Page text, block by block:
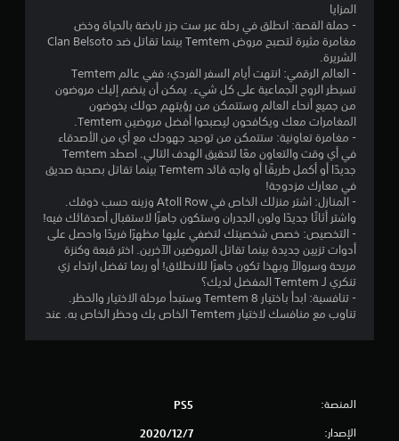
ن
ج
و
م
م
ن
إ
ج
م
ا
المزايا
- حملة القصة: انطلق في رحلة عبر ست جزر نابضة بالحياة وخض
مغامرة مثيرة لتصبح مروض Temtem بينما تقاتل ضد Clan Belsoto
الشريرة.
- العالم الرقمي: انتهت أيام السفر الفردي؛ ففي عالم Temtem
تسيطر الروح الجماعية على كل شيء. يمكن أن ينضم إليك مروضون
من جميع أنحاء العالم وستتمكن من رؤيتهم حولك يخوضون
المغامرات معك ويكافحون ليصبحوا أفضل مروضين Temtem.
- مغامرة تعاونية: ستتمكن من توحيد جهودك مع أي من الأصدقاء
في أي وقت والتعاون معًا لتحقيق الهدف التالي. اصطد Temtem
جديدًا أو أكمل طريقًا أو واجه قائد Temtem بينما تقاتل بصحبة صديق
في معارك مزدوجة!
- المنازل: اشتر منزلك الخاص في Atoll Row وزينه حسب ذوقك.
واشتر أثاثًا جديدًا ولون الجدران وستكون جاهزًا لاستقبال أصدقائك فيه!
- التخصيص: خصص شخصيتك لتضفي عليها مظهرًا فريدًا واحصل على
أدوات تزيين جديدة بينما تقاتل المروضين الآخرين. اختر قبعة وكنزة
مريحة وسروالاً وبهذا تكون جاهزًا للانطلاق! أو ربما تفضل ارتداء زي
تنكري لـ Temtem المفضل لديك؟
- تنافسية: ابدأ باختيار 8 Temtem وستبدأ مرحلة الاختيار والحظر.
تناوب مع منافسك لاختيار Temtem الخاص بك وحظر الخاص به. عند
المنصة: PS5
الإصدار: 7‏/12‏/2020